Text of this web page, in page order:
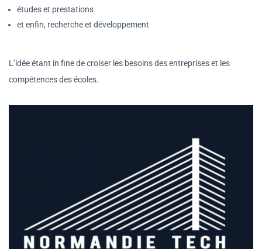
études et prestations
et enfin, recherche et développement
L’idée étant in fine de croiser les besoins des entreprises et les
compétences des écoles.